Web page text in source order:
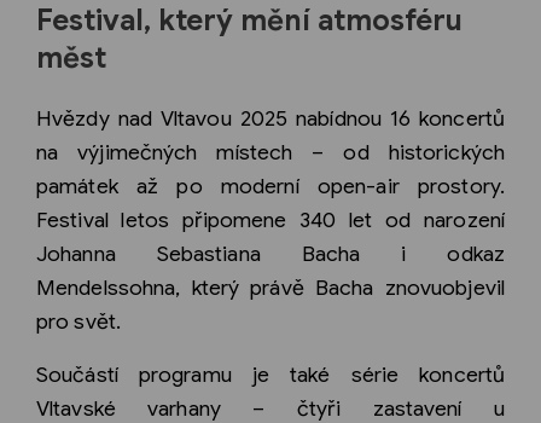
Festival, který mění atmosféru
měst
Hvězdy nad Vltavou 2025 nabídnou 16 koncertů
na výjimečných místech – od historických
památek až po moderní open-air prostory.
Festival letos připomene 340 let od narození
Johanna Sebastiana Bacha i odkaz
Mendelssohna, který právě Bacha znovuobjevil
pro svět.
Součástí programu je také série koncertů
Vltavské varhany – čtyři zastavení u